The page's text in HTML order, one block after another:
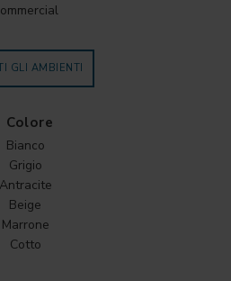
GLI AMBIENTI
Colore
Bianco
Grigio
Antracite
Beige
Marrone
Cotto